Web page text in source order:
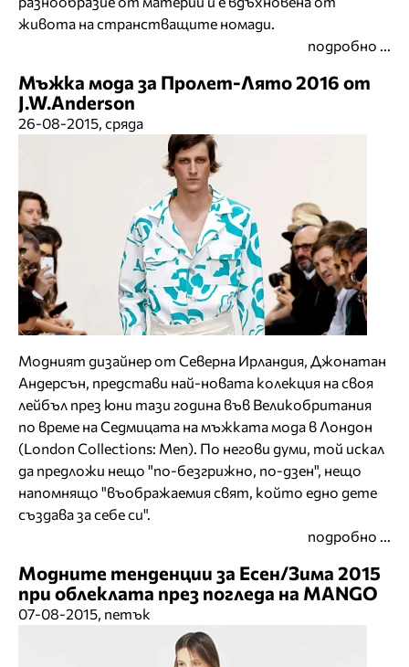
живота на странстващите номади.
подробно ...
Мъжка мода за Пролет-Лято 2016 от
J.W.Anderson
26-08-2015, сряда
Модният дизайнер от Северна Ирландия, Джонатан
Андерсън, представи най-новата колекция на своя
лейбъл през юни тази година във Великобритания
по време на Седмицата на мъжката мода в Лондон
(London Collections: Men). По негови думи, той искал
да предложи нещо "по-безгрижно, по-дзен", нещо
напомнящо "въображаемия свят, който едно дете
създава за себе си".
подробно ...
Модните тенденции за Есен/Зима 2015
при облеклата през погледа на MANGO
07-08-2015, петък